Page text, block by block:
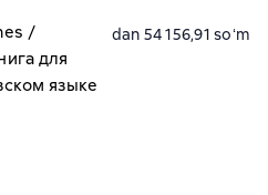
/
для
языке
dan 54 156,91 soʻm